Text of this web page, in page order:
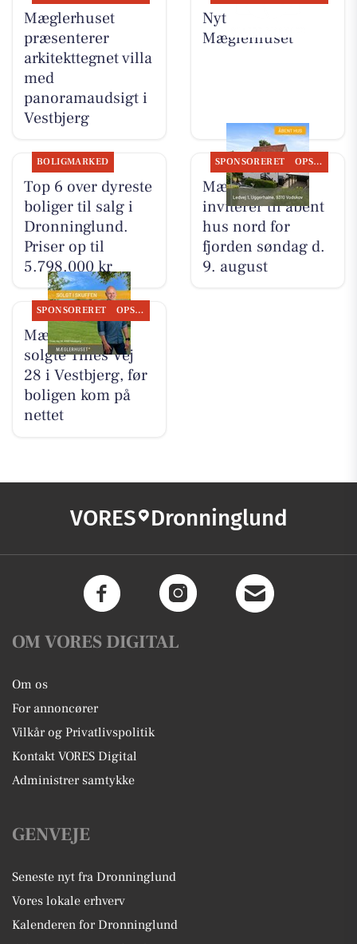
Mæglerhuset
præsenterer
arkitekttegnet villa
med
panoramaudsigt i
Vestbjerg
Nyt fra
Mæglerhuset
BOLIGMARKED
Top 6 over dyreste
boliger til salg i
Dronninglund.
Priser op til
5.798.000 kr
SPONSORERET OPSLAGSTAVLEN
Mæglerhuset
inviterer til åbent
hus nord for
fjorden søndag d.
9. august
SPONSORERET OPSLAGSTAVLEN
Mæglerhuset
solgte Tines Vej
28 i Vestbjerg, før
boligen kom på
nettet
VORES Dronninglund
OM VORES DIGITAL
Om os
For annoncører
Vilkår og Privatlivspolitik
Kontakt VORES Digital
Administrer samtykke
GENVEJE
Seneste nyt fra Dronninglund
Vores lokale erhverv
Kalenderen for Dronninglund